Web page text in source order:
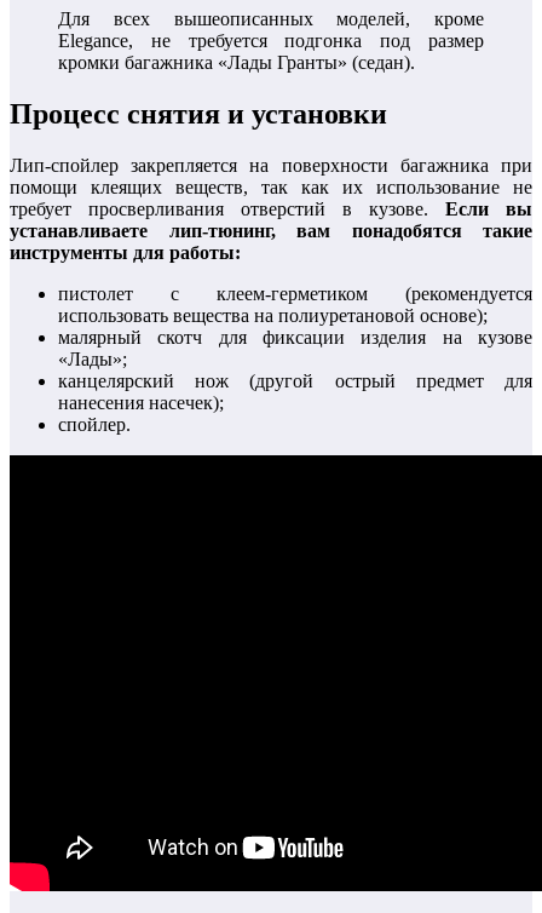
Для всех вышеописанных моделей, кроме
Elegance, не требуется подгонка под размер
кромки багажника «Лады Гранты» (седан).
Процесс снятия и установки
Лип-спойлер закрепляется на поверхности багажника при
помощи клеящих веществ, так как их использование не
требует просверливания отверстий в кузове. Если вы
устанавливаете лип-тюнинг, вам понадобятся такие
инструменты для работы:
пистолет с клеем-герметиком (рекомендуется
использовать вещества на полиуретановой основе);
малярный скотч для фиксации изделия на кузове
«Лады»;
канцелярский нож (другой острый предмет для
нанесения насечек);
спойлер.